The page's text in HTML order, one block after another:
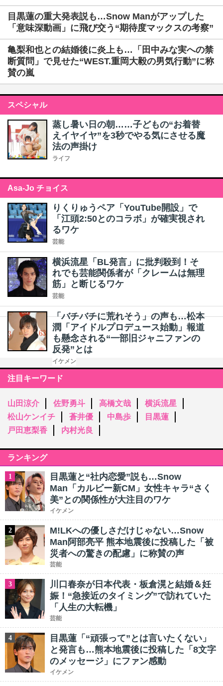
目黒蓮の重大発表説も…Snow Manがアップした
「意味深動画」に飛び交う“期待度マックスの考察”
亀梨和也との結婚後に炎上も…「田中みな実への禁
断質問」で見せた“WEST.重岡大毅の男気行動”に称
賛の嵐
スペシャル
蒸し暑い日の朝……子どもの“お着替
えイヤイヤ”を3秒でやる気にさせる魔
法の声掛け
ライフ
Asa-Jo チョイス
りくりゅうペア「YouTube開設」で
「江頭2:50とのコラボ」が確実視され
るワケ
芸能
横浜流星「BL発言」に批判殺到！そ
れでも芸能関係者が「クレームは無理
筋」と断じるワケ
芸能
「バチバチに荒れそう」の声も…松本
潤「アイドルプロデュース始動」報道
も懸念される“一部旧ジャニファンの
反発”とは
イケメン
注目キーワード
山田涼介 佐野勇斗 高橋文哉
横浜流星
松山ケンイチ
蒼井優 中島歩
目黒蓮
戸田恵梨香
内村光良
ランキング
1
目黒蓮と“社内恋愛”説も…Snow
Man「カルビー新CM」女性キャラ“さく
美”との関係性が大注目のワケ
イケメン
2
M!LKへの優しさだけじゃない…Snow
Man阿部亮平 熊本地震後に投稿した「被
災者への驚きの配慮」に称賛の声
芸能
3
川口春奈が日本代表・板倉滉と結婚＆妊
娠！“急接近のタイミング”で訪れていた
「人生の大転機」
芸能
4
目黒蓮「“頑張って”とは言いたくない」
と発言も…熊本地震後に投稿した「8文字
のメッセージ」にファン感動
イケメン